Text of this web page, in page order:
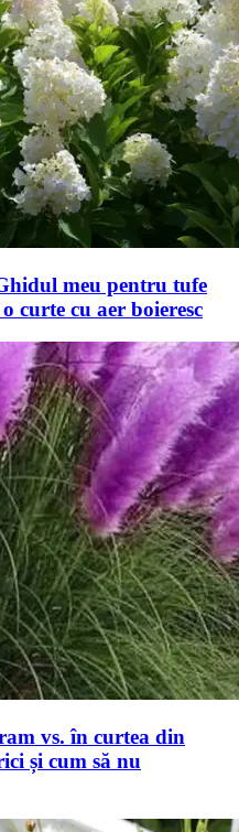
meu pentru tufe
curte cu aer boieresc
vs. în curtea din
și cum să nu